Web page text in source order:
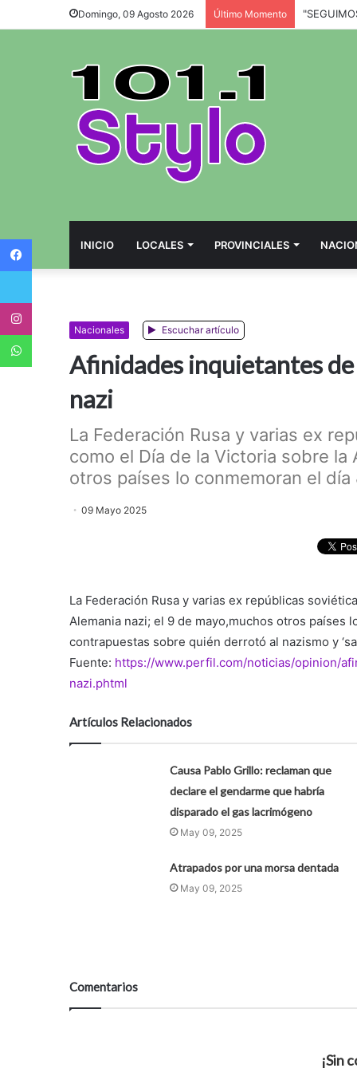
Domingo, 09 Agosto 2026 Último Momento
INICIO LOCALES PROVINCIALES
Nacionales Escuchar artículo
Afinidades inquietantes
nazi
La Federación Rusa y varias ex
como el Día de la Victoria sobre
otros países lo conmemoran el día
09 Mayo 2025
La Federación Rusa y varias ex repúblicas
Alemania nazi; el 9 de mayo,muchos otros países
contrapuestas sobre quién derrotó al nazismo y
Fuente: https://www.perfil.com/noticias/opinion/
nazi.phtml
Artículos Relacionados
Causa Pablo Grillo: reclaman que
declare el gendarme que habría
disparado el gas lacrimógeno
May 09, 2025
Atrapados por una morsa dentada
May 09, 2025
Comentarios
¡Sin
Twitter
WhatsApp